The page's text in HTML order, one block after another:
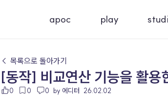
apoc play
← 목록으로 돌아가기
[동작] 비교연산 기능을 활용
0 0 0 by 에디터 26.02.02